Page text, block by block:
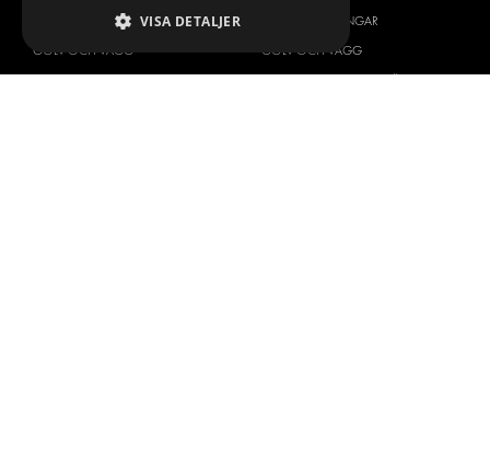
INREDNING FÖR BUDBILAR
GOLV OCH VÄGG
ELSYSTEM
DELIVERYLÖSNINGAR
GOLV OCH VÄGG
ELSYSTEM OCH TILLBEHÖR
VISA DETALJER